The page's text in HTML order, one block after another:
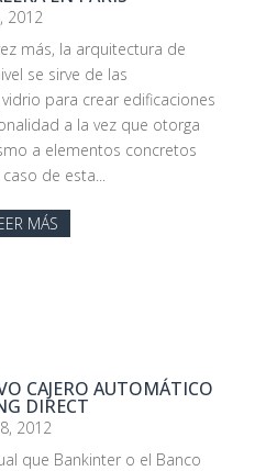
2012
más, la arquitectura de
se sirve de las
para crear edificaciones
a la vez que otorga
a elementos concretos
de esta...
MÁS
CAJERO AUTOMÁTICO
DIRECT
2012
que Bankinter o el Banco